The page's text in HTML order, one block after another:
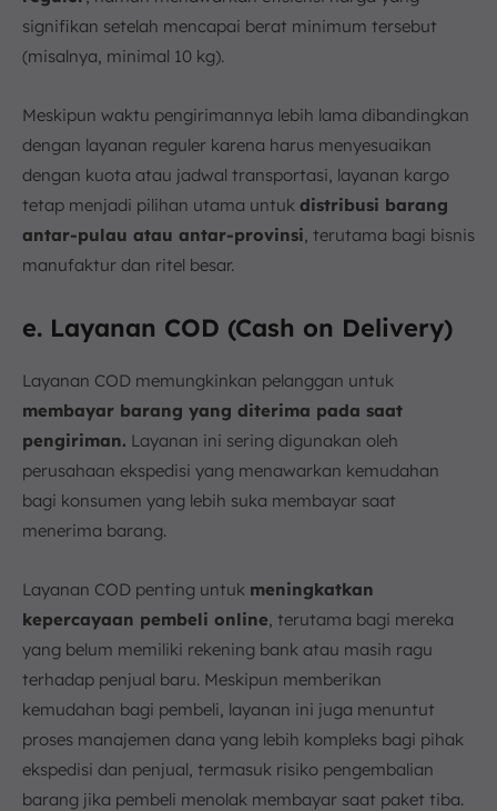
signifikan setelah mencapai berat minimum tersebut
(misalnya, minimal 10 kg).
Meskipun waktu pengirimannya lebih lama dibandingkan
dengan layanan reguler karena harus menyesuaikan
dengan kuota atau jadwal transportasi, layanan kargo
tetap menjadi pilihan utama untuk distribusi barang
antar-pulau atau antar-provinsi , terutama bagi bisnis
manufaktur dan ritel besar.
e. Layanan COD (Cash on Delivery)
Layanan COD memungkinkan pelanggan untuk
membayar barang yang diterima pada saat
pengiriman. Layanan ini sering digunakan oleh
perusahaan ekspedisi yang menawarkan kemudahan
bagi konsumen yang lebih suka membayar saat
menerima barang.
Layanan COD penting untuk meningkatkan
kepercayaan pembeli online , terutama bagi mereka
yang belum memiliki rekening bank atau masih ragu
terhadap penjual baru. Meskipun memberikan
kemudahan bagi pembeli, layanan ini juga menuntut
proses manajemen dana yang lebih kompleks bagi pihak
ekspedisi dan penjual, termasuk risiko pengembalian
barang jika pembeli menolak membayar saat paket tiba.